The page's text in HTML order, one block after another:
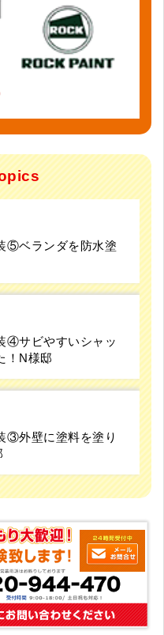
⑤ベランダを防水塗
④サビやすいシャッ
！N様邸
③外壁に塗料を塗り